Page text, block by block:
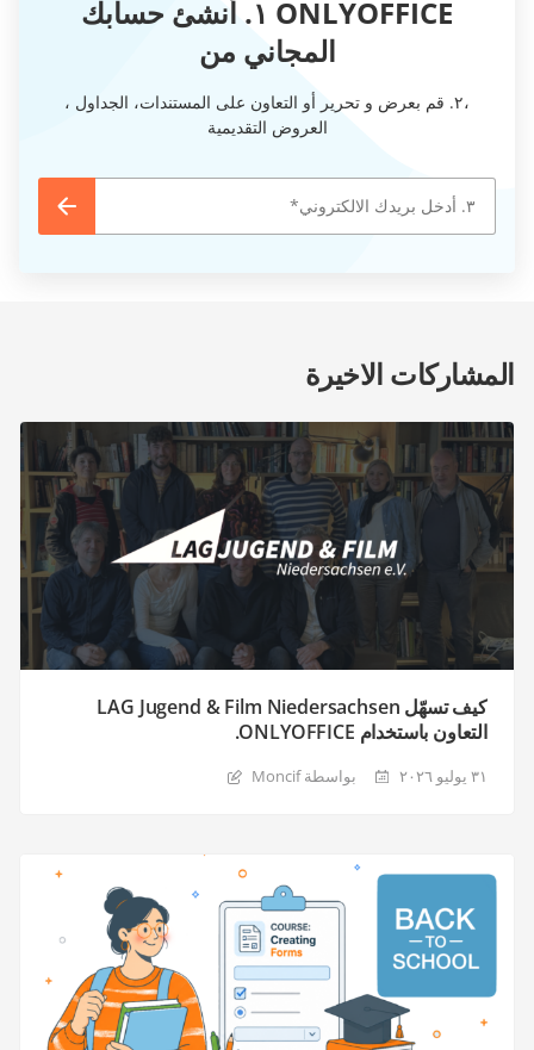
ONLYOFFICE ١. أنشئ حسابك
المجاني من
،٢. قم بعرض و تحرير أو التعاون على المستندات، الجداول ،
العروض التقديمية
المشاركات الاخيرة
كيف تسهّل LAG Jugend & Film Niedersachsen
التعاون باستخدام ONLYOFFICE.
٣١ يوليو ٢٠٢٦ بواسطة Moncif